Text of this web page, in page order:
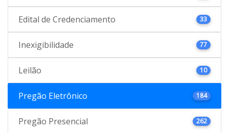
Edital de Credenciamento 33
Inexigibilidade 77
Leilão 10
Pregão Eletrônico 184
Pregão Presencial 262